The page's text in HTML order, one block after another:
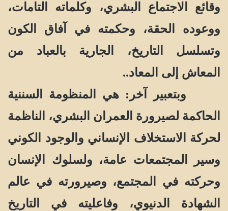
وقائع الاجتماع البشري، وكلماته التامات،
ووعوده الحقة، وحكمته في آفاق الكون
وتسلسل التاريخ، الجارية بالعباد من
المعاش إلى المعاد..
وبتعبير آخر: هي المنظومة السننية
الحاكمة لصيرورة العمران البشري، الناظمة
لحركة الاستخلاف الإنساني والوجود الكوني
وسير المجتمعات عامة، ولسلوك الإنسان
وحركته في المجتمع، وصيرورته في عالم
الشهادة الدنيوي، وفاعليته في التاريخ